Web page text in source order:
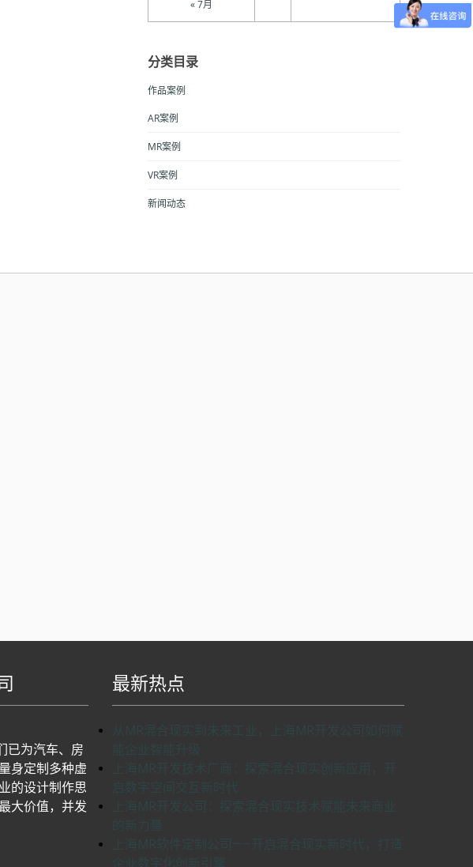
« 7月
分类目录
作品案例
AR案例
MR案例
VR案例
新闻动态
已为汽车、房
身定制多种虚
的设计制作思
大价值，并发
最新热点